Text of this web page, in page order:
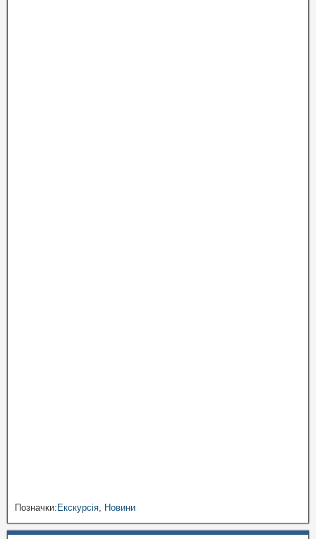
Позначки:Екскурсія Новини